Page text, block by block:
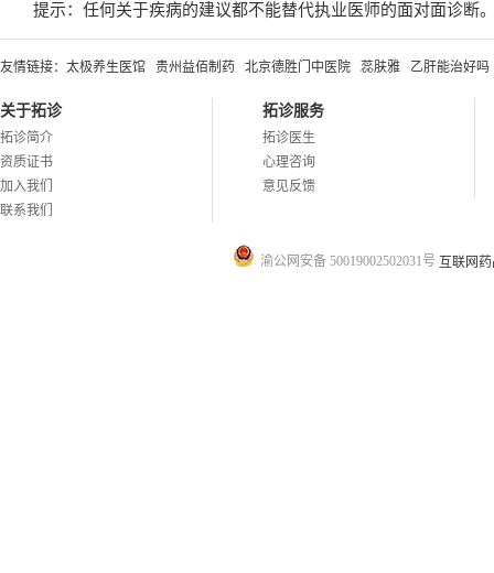
提示：任何关于疾病的建议都不能替代执业医师的面对面诊断
友情链接： 太极养生医馆 贵州益佰制药 北京德胜门中医院 蕊肤雅 乙肝能治好吗
关于拓诊
拓诊简介
资质证书
加入我们
联系我们
拓诊服务
拓诊医生
心理咨询
意见反馈
渝公网安备 50019002502031号 互联网